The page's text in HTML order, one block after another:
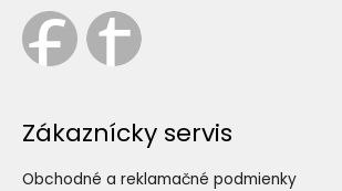
Zákaznícky servis
Obchodné a reklamačné podmienky